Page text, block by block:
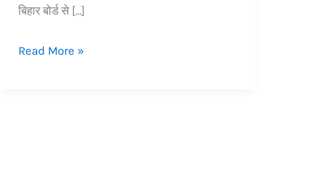
बिहार बोर्ड से […]
Read More »